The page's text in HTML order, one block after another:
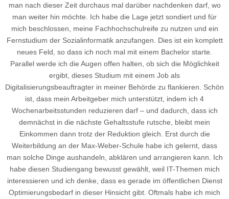
man nach dieser Zeit durchaus mal darüber nachdenken darf, wo
man weiter hin möchte. Ich habe die Lage jetzt sondiert und für
mich beschlossen, meine Fachhochschulreife zu nutzen und ein
Fernstudium der Sozialinformatik anzufangen. Dies ist ein komplett
neues Feld, so dass ich noch mal mit einem Bachelor starte.
Parallel werde ich die Augen offen halten, ob sich die Möglichkeit
ergibt, dieses Studium mit einem Job als
Digitalisierungsbeauftragter in meiner Behörde zu flankieren. Schön
ist, dass mein Arbeitgeber mich unterstützt, indem ich 4
Wochenarbeitsstunden reduzieren darf – und dadurch, dass ich
demnächst in die nächste Gehaltsstufe rutsche, bleibt mein
Einkommen dann trotz der Reduktion gleich. Erst durch die
Weiterbildung an der Max-Weber-Schule habe ich gelernt, dass
man solche Dinge aushandeln, abklären und arrangieren kann. Ich
habe diesen Studiengang bewusst gewählt, weil IT-Themen mich
interessieren und ich denke, dass es gerade im öffentlichen Dienst
Optimierungsbedarf in dieser Hinsicht gibt. Oftmals habe ich mich